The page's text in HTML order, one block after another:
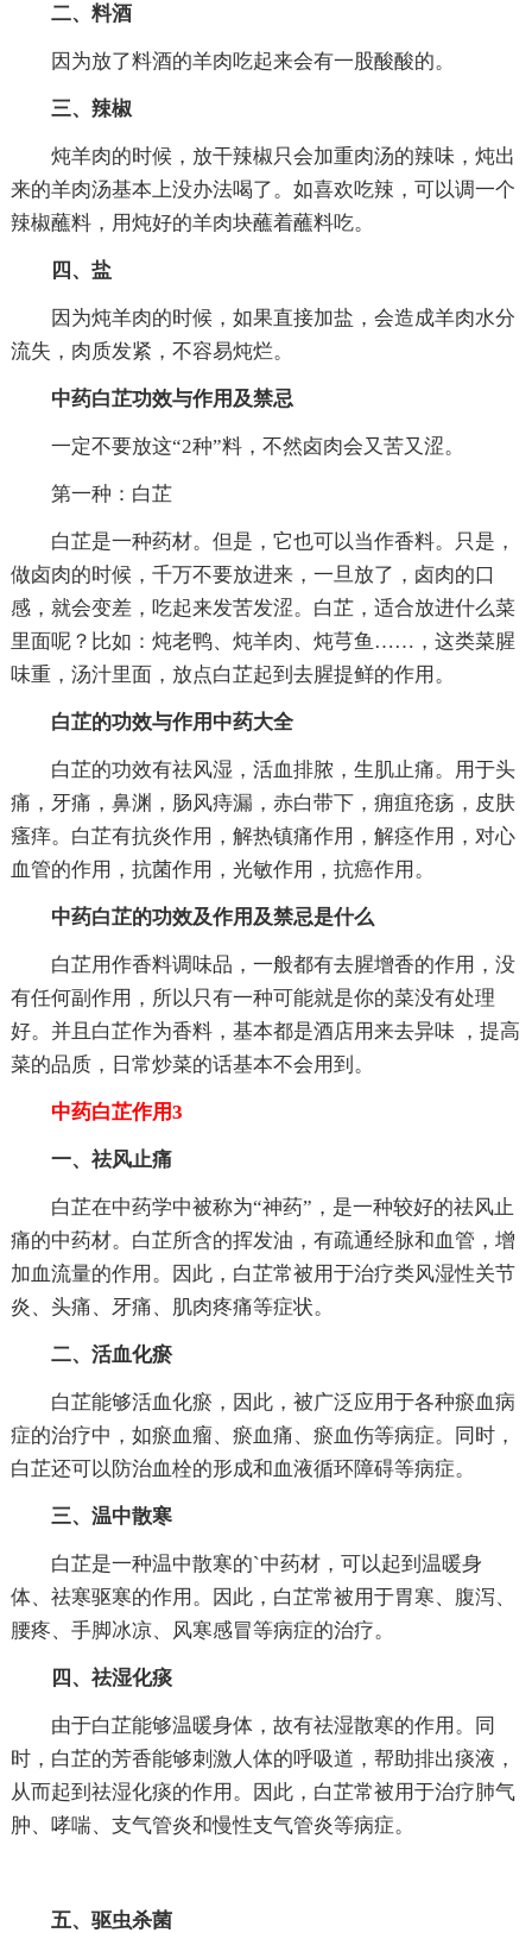
二、料酒
因为放了料酒的羊肉吃起来会有一股酸酸的。
三、辣椒
炖羊肉的时候，放干辣椒只会加重肉汤的辣味，炖出
来的羊肉汤基本上没办法喝了。如喜欢吃辣，可以调一个
辣椒蘸料，用炖好的羊肉块蘸着蘸料吃。
四、盐
因为炖羊肉的时候，如果直接加盐，会造成羊肉水分
流失，肉质发紧，不容易炖烂。
中药白芷功效与作用及禁忌
一定不要放这“2种”料，不然卤肉会又苦又涩。
第一种：白芷
白芷是一种药材。但是，它也可以当作香料。只是，
做卤肉的时候，千万不要放进来，一旦放了，卤肉的口
感，就会变差，吃起来发苦发涩。白芷，适合放进什么菜
里面呢？比如：炖老鸭、炖羊肉、炖芎鱼……，这类菜腥
味重，汤汁里面，放点白芷起到去腥提鲜的作用。
白芷的功效与作用中药大全
白芷的功效有祛风湿，活血排脓，生肌止痛。用于头
痛，牙痛，鼻渊，肠风痔漏，赤白带下，痈疽疮疡，皮肤
瘙痒。白芷有抗炎作用，解热镇痛作用，解痉作用，对心
血管的作用，抗菌作用，光敏作用，抗癌作用。
中药白芷的功效及作用及禁忌是什么
白芷用作香料调味品，一般都有去腥增香的作用，没
有任何副作用，所以只有一种可能就是你的菜没有处理
好。并且白芷作为香料，基本都是酒店用来去异味 ，提高
菜的品质，日常炒菜的话基本不会用到。
中药白芷作用3
一、祛风止痛
白芷在中药学中被称为“神药”，是一种较好的祛风止
痛的中药材。白芷所含的挥发油，有疏通经脉和血管，增
加血流量的作用。因此，白芷常被用于治疗类风湿性关节
炎、头痛、牙痛、肌肉疼痛等症状。
二、活血化瘀
白芷能够活血化瘀，因此，被广泛应用于各种瘀血病
症的治疗中，如瘀血瘤、瘀血痛、瘀血伤等病症。同时，
白芷还可以防治血栓的形成和血液循环障碍等病症。
三、温中散寒
白芷是一种温中散寒的`中药材，可以起到温暖身
体、祛寒驱寒的作用。因此，白芷常被用于胃寒、腹泻、
腰疼、手脚冰凉、风寒感冒等病症的治疗。
四、祛湿化痰
由于白芷能够温暖身体，故有祛湿散寒的作用。同
时，白芷的芳香能够刺激人体的呼吸道，帮助排出痰液，
从而起到祛湿化痰的作用。因此，白芷常被用于治疗肺气
肿、哮喘、支气管炎和慢性支气管炎等病症。
五、驱虫杀菌